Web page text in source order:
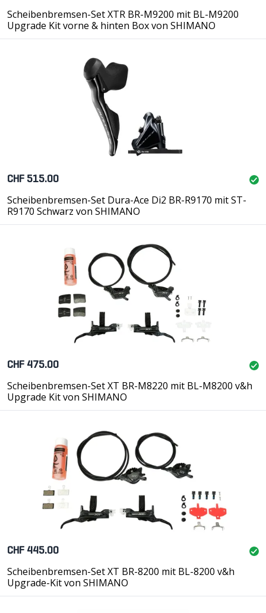
Scheibenbremsen-Set XTR BR-M9200 mit BL-M9200
Upgrade Kit vorne & hinten Box von SHIMANO
CHF 515.00
Scheibenbremsen-Set Dura-Ace Di2 BR-R9170 mit ST-
R9170 Schwarz von SHIMANO
CHF 475.00
Scheibenbremsen-Set XT BR-M8220 mit BL-M8200 v&h
Upgrade Kit von SHIMANO
CHF 445.00
Scheibenbremsen-Set XT BR-8200 mit BL-8200 v&h
Upgrade-Kit von SHIMANO